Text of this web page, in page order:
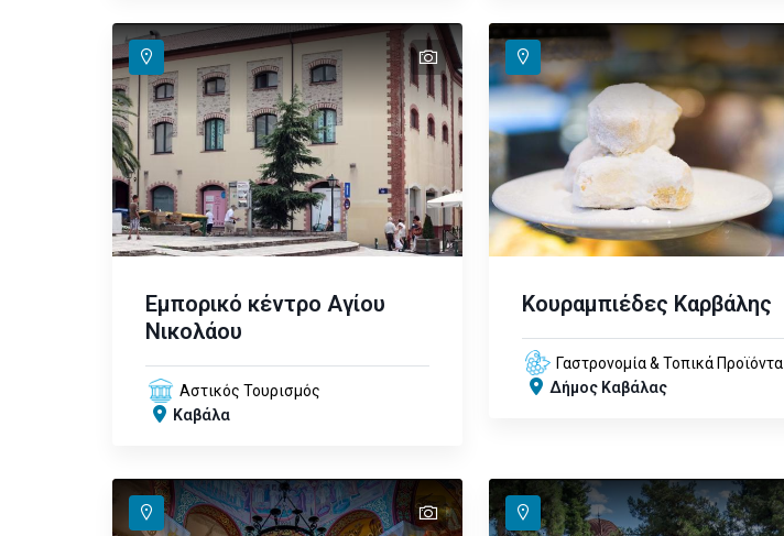
text
text
Εμπορικό κέντρο Αγίου
Νικολάου
Αστικός Τουρισμός
Καβάλα
Κουραμπιέδες Καρβάλης
Γαστρονομία & Τοπικά Προϊόντα
Δήμος Καβάλας
text
text
text
text